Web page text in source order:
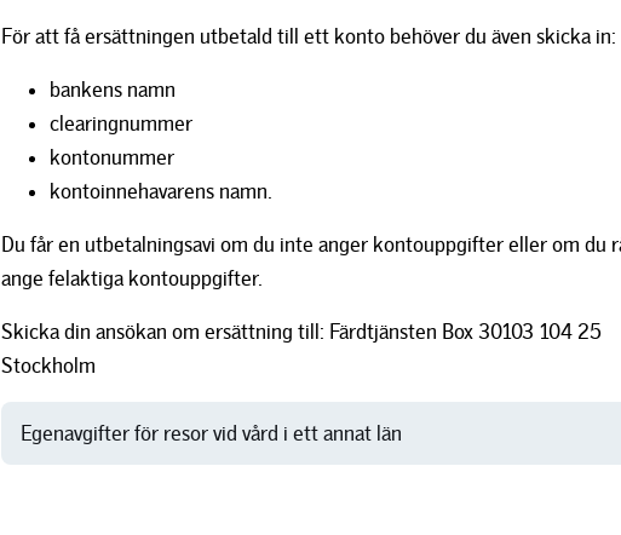
För att få ersättningen utbetald till ett konto behöver du även skicka in:
bankens namn
clearingnummer
kontonummer
kontoinnehavarens namn.
Du får en utbetalningsavi om du inte anger kontouppgifter eller om du
ange felaktiga kontouppgifter.
Skicka din ansökan om ersättning till: Färdtjänsten Box 30103 104 25
Stockholm
Egenavgifter för resor vid vård i ett annat län